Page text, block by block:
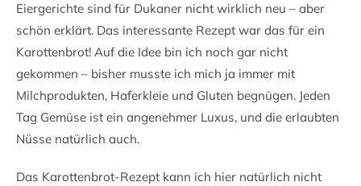
Eiergerichte sind für Dukaner nicht wirklich neu – aber
schön erklärt. Das interessante Rezept war das für ein
Karottenbrot! Auf die Idee bin ich noch gar nicht
gekommen – bisher musste ich mich ja immer mit
Milchprodukten, Haferkleie und Gluten begnügen. Jeden
Tag Gemüse ist ein angenehmer Luxus, und die erlaubten
Nüsse natürlich auch.
Das Karottenbrot-Rezept kann ich hier natürlich nicht